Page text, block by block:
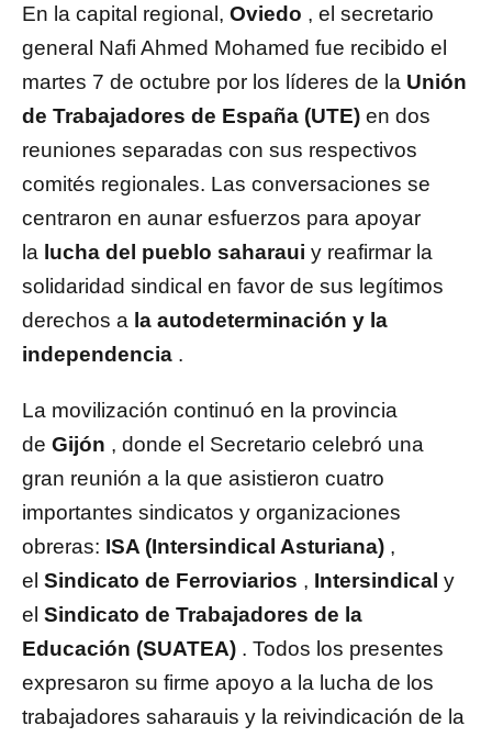
En la capital regional, Oviedo , el secretario
general Nafi Ahmed Mohamed fue recibido el
martes 7 de octubre por los líderes de la Unión
de Trabajadores de España (UTE) en dos
reuniones separadas con sus respectivos
comités regionales. Las conversaciones se
centraron en aunar esfuerzos para apoyar
la lucha del pueblo saharaui y reafirmar la
solidaridad sindical en favor de sus legítimos
derechos a la autodeterminación y la
independencia .
La movilización continuó en la provincia
de Gijón , donde el Secretario celebró una
gran reunión a la que asistieron cuatro
importantes sindicatos y organizaciones
obreras: ISA (Intersindical Asturiana) ,
el Sindicato de Ferroviarios , Intersindical y
el Sindicato de Trabajadores de la
Educación (SUATEA) . Todos los presentes
expresaron su firme apoyo a la lucha de los
trabajadores saharauis y la reivindicación de la